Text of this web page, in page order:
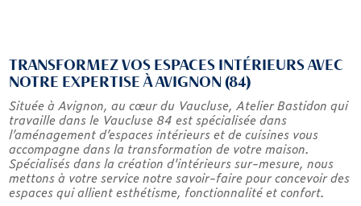
TRANSFORMEZ VOS ESPACES INTÉRIEURS AVEC
NOTRE EXPERTISE À AVIGNON (84)
Située à Avignon, au cœur du Vaucluse, Atelier Bastidon qui
travaille dans le Vaucluse 84 est spécialisée dans
l’aménagement d’espaces intérieurs et de cuisines vous
accompagne dans la transformation de votre maison.
Spécialisés dans la création d'intérieurs sur-mesure, nous
mettons à votre service notre savoir-faire pour concevoir des
espaces qui allient esthétisme, fonctionnalité et confort.